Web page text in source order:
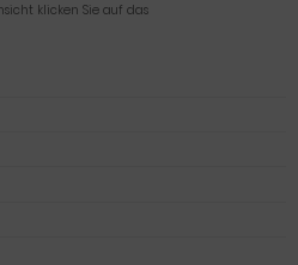
klicken Sie auf das